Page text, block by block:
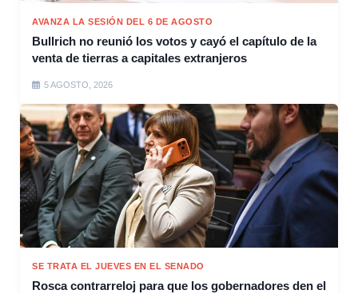
AVANZA LA SESIÓN DEL 6 DE AGOSTO
Bullrich no reunió los votos y cayó el capítulo de la
venta de tierras a capitales extranjeros
5 AGOSTO, 2026
SE TRATA EL JUEVES EN EL SENADO
Rosca contrarreloj para que los gobernadores den el